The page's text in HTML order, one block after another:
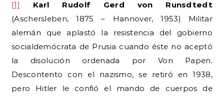
[1]
Karl Rudolf Gerd von Runsdtedt
(Aschersleben, 1875 – Hannover, 1953) Militar
alemán que aplastó la resistencia del gobierno
socialdemócrata de Prusia cuando éste no aceptó
la disolución ordenada por Von Papen.
Descontento con el nazismo, se retiró en 1938,
pero Hitler le confió el mando de cuerpos de